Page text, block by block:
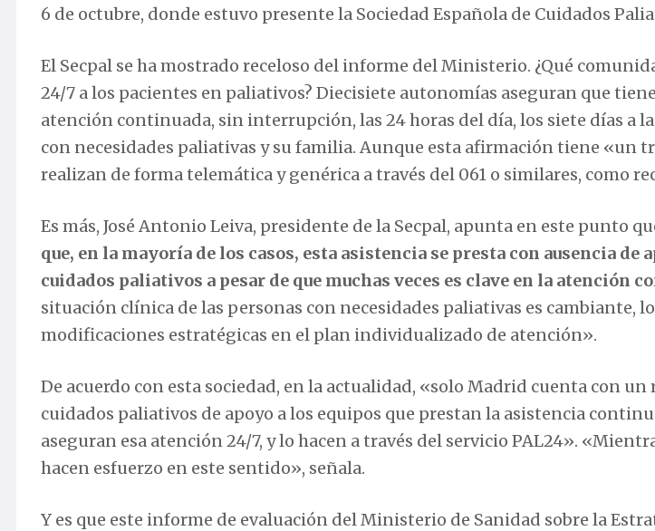
6 de octubre, donde estuvo presente la Sociedad Española de Cuidados
El Secpal se ha mostrado receloso del informe del Ministerio. ¿Qué
24/7 a los pacientes en paliativos? Diecisiete autonomías aseguran que
atención continuada, sin interrupción, las 24 horas del día, los siete días a
con necesidades paliativas y su familia. Aunque esta afirmación tiene «un
realizan de forma telemática y genérica a través del 061 o similares, como
Es más, José Antonio Leiva, presidente de la Secpal, apunta en este punto
que, en la mayoría de los casos, esta asistencia se presta con ausencia de
cuidados paliativos a pesar de que muchas veces es clave en la atención
situación clínica de las personas con necesidades paliativas es cambiante,
modificaciones estratégicas en el plan individualizado de atención».
De acuerdo con esta sociedad, en la actualidad, «solo Madrid cuenta con un
cuidados paliativos de apoyo a los equipos que prestan la asistencia
aseguran esa atención 24/7, y lo hacen a través del servicio PAL24».
hacen esfuerzo en este sentido», señala.
Y es que este informe de evaluación del Ministerio de Sanidad sobre la